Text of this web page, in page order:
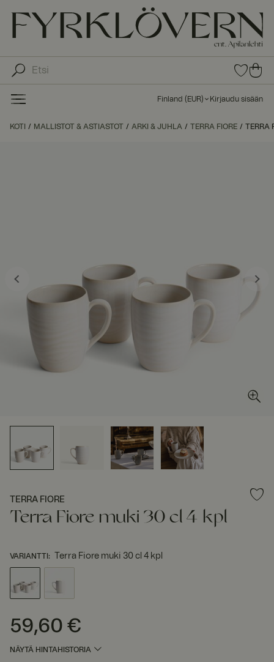
0
tuot
suo
0
tu
ot
a
Finland ( EUR) Kirjaudu sisään
KOTI MALLISTOT & ASTIASTOT ARKI & JUHLA TERRA FIORE TERRA
TERRA FIORE
Terra Fiore muki 30 cl 4 kpl
VARIANTTI : Terra Fiore muki 30 cl 4 kpl
Hinta :59,60 €
59,60 €
NÄYTÄ HINTAHISTORIA